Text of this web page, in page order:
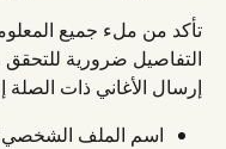
تأكد من ملء جميع
التفاصيل ضرورية
إرسال الأغاني ذات الصلة
اسم الملف